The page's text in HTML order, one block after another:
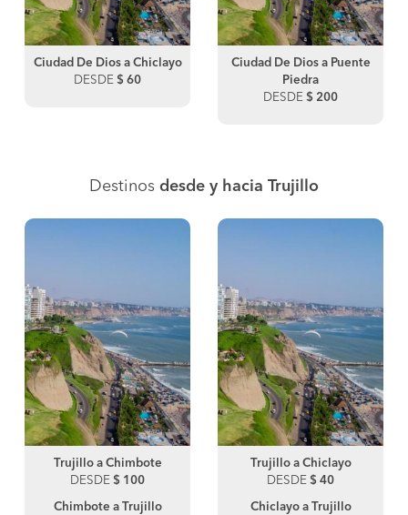
Ciudad De Dios a Chiclayo
DESDE $ 60
Ciudad De Dios a Puente
Piedra
DESDE $ 200
Destinos desde y hacia Trujillo
Trujillo a Chimbote
DESDE $ 100
Chimbote a Trujillo
Trujillo a Chiclayo
DESDE $ 40
Chiclayo a Trujillo